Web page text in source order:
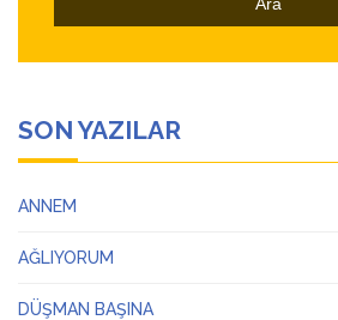
SON YAZILAR
ANNEM
AĞLIYORUM
DÜŞMAN BAŞINA